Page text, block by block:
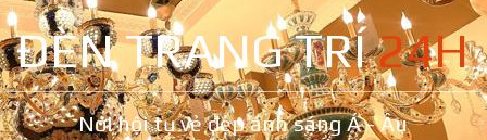
ĐÈN TRANG TRÍ24H
Nơi hội tụ vẻ đẹp ánh sáng Á - Âu